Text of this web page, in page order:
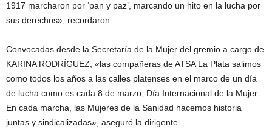
1917 marcharon por ‘pan y paz’, marcando un hito en la lucha por
sus derechos», recordaron.
Convocadas desde la Secretaría de la Mujer del gremio a cargo de
KARINA RODRÍGUEZ, «las compañeras de ATSA La Plata salimos
como todos los años a las calles platenses en el marco de un día
de lucha como es cada 8 de marzo, Día Internacional de la Mujer.
En cada marcha, las Mujeres de la Sanidad hacemos historia
juntas y sindicalizadas», aseguró la dirigente.